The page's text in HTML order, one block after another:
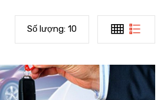
Số lượng: 10